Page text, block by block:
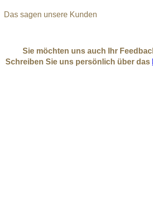
Das sagen unsere Kunden
Sie möchten uns auch Ihr
Schreiben Sie uns persönlich über das